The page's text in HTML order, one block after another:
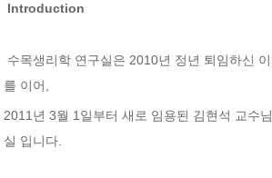
Introduction
수목생리학 연구실은 2010년 정년 퇴임하신
를 이어,
2011년 3월 1일부터 새로 임용된 김현석 교수
실 입니다.